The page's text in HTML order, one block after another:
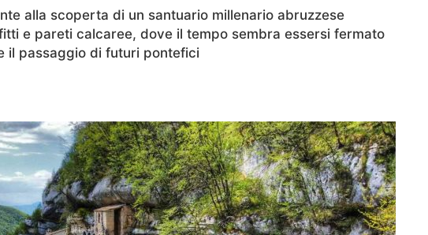
alla scoperta di un santuario millenario abruzzese
e pareti calcaree, dove il tempo sembra essersi fermato
il passaggio di futuri pontefici